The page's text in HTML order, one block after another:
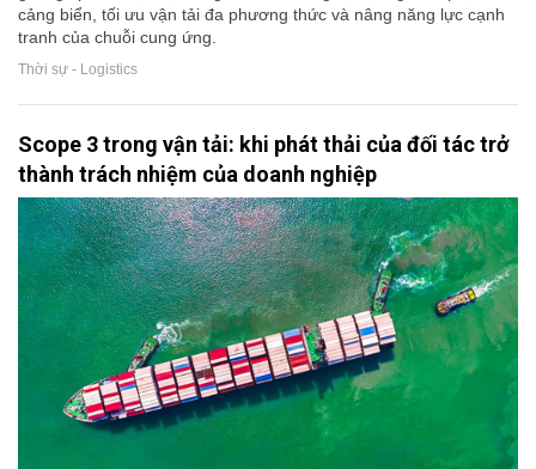
cảng biển, tối ưu vận tải đa phương thức và nâng năng lực cạnh
tranh của chuỗi cung ứng.
Thời sự - Logistics
Scope 3 trong vận tải: khi phát thải của đối tác trở
thành trách nhiệm của doanh nghiệp